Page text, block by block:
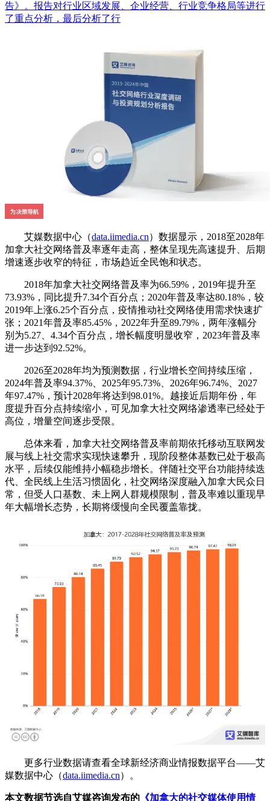
告》。报告对行业区域发展、企业经营、行业竞争格局等进行
了重点分析，最后分析了行
艾媒数据中心（data.iimedia.cn）数据显示，2018至2028年
加拿大社交网络普及率逐年走高，整体呈现先高速提升、后期
增速逐步收窄的特征，市场趋近全民饱和状态。
2018年加拿大社交网络普及率为66.59%，2019年提升至
73.93%，同比提升7.34个百分点；2020年普及率达80.18%，较
2019年上涨6.25个百分点，疫情推动社交网络使用需求快速扩
张；2021年普及率85.45%，2022年升至89.79%，两年涨幅分
别为5.27、4.34个百分点，增长幅度明显收窄，2023年普及率
进一步达到92.52%。
2026至2028年均为预测数据，行业增长空间持续压缩，
2024年普及率94.37%、2025年95.73%、2026年96.74%、2027
年97.47%，预计2028年将达到98.01%。越接近后期年份，年
度提升百分点持续缩小，可见加拿大社交网络渗透率已经处于
高位，增量空间逐步受限。
总体来看，加拿大社交网络普及率前期依托移动互联网发
展与线上社交需求实现快速攀升，现阶段整体基数已处于极高
水平，后续仅能维持小幅稳步增长。伴随社交平台功能持续迭
代、全民线上生活习惯固化，社交网络深度融入加拿大民众日
常，但受人口基数、未上网人群规模限制，普及率难以重现早
年大幅增长态势，长期将缓慢向全民覆盖靠拢。
更多行业数据请查看全球新经济商业情报数据平台——艾
媒数据中心（data.iimedia.cn）。
本文数据节选自艾媒咨询发布的 《加拿大的社交媒体使用情